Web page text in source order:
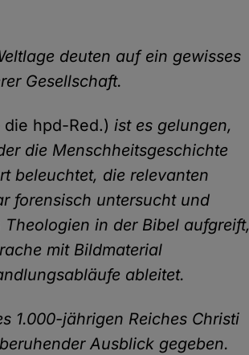
deuten auf ein gewisses
Gesellschaft.
die hpd-Red.) ist es gelungen,
die Menschheitsgeschichte
beleuchtet, die relevanten
forensisch untersucht und
in der Bibel aufgreift,
mit Bildmaterial
ableitet.
1.000-jährigen Reiches Christi
Ausblick gegeben.